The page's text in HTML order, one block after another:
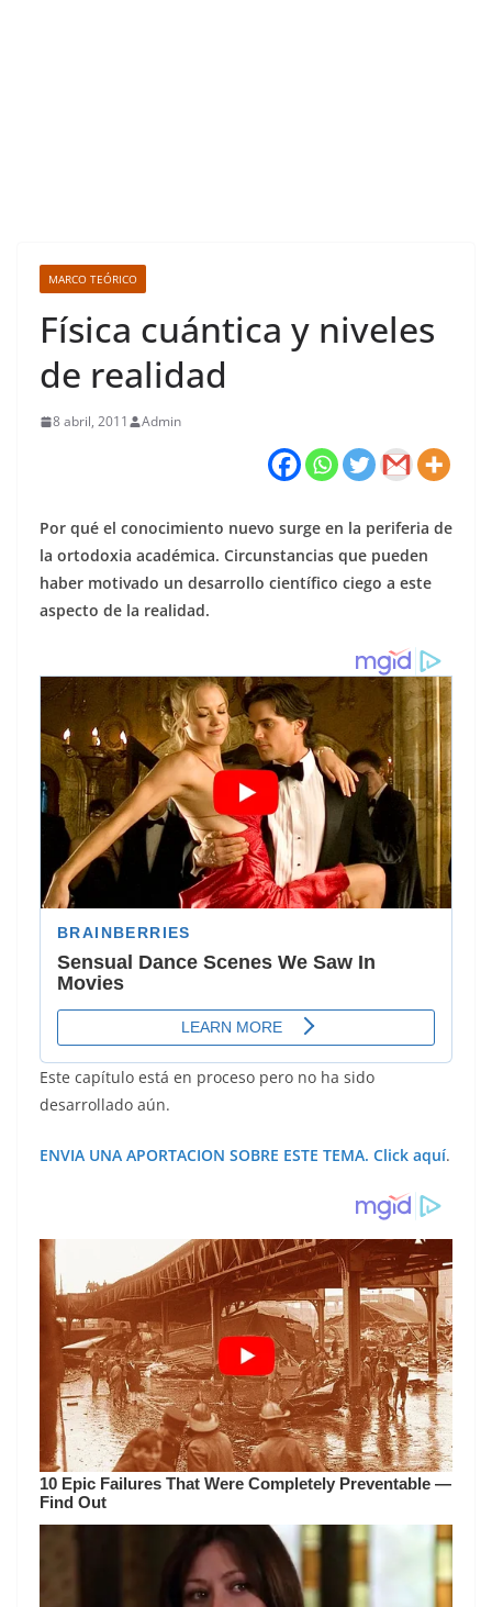
MARCO TEÓRICO
Física cuántica y niveles
de realidad
8 abril, 2011 Admin
Por qué el conocimiento nuevo surge en la periferia de
la ortodoxia académica. Circunstancias que pueden
haber motivado un desarrollo científico ciego a este
aspecto de la realidad.
Este capítulo está en proceso pero no ha sido
desarrollado aún.
ENVIA UNA APORTACION SOBRE ESTE TEMA. Click aquí.